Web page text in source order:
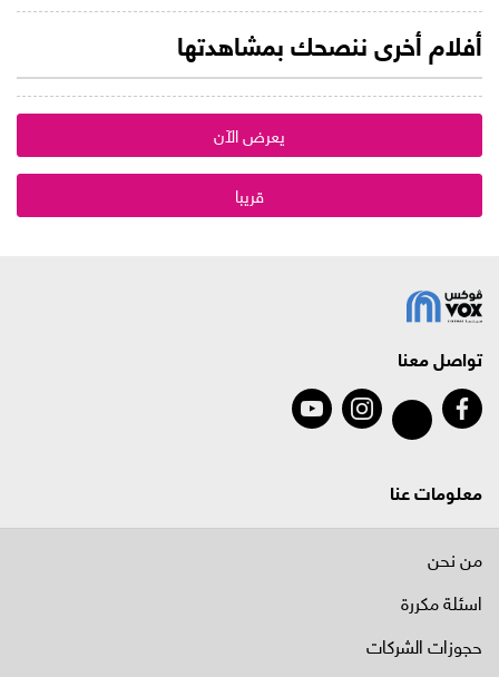
أفلام أخرى ننصحك بمشاهدتها
يعرض الآن
قريبا
تواصل معنا
معلومات عنا
من نحن
اسئلة مكررة
حجوزات الشركات